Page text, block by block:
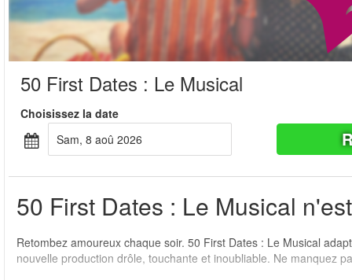
50 First Dates : Le Musical
Choisissez la date
sam, 8 aoû 2026
50 First Dates : Le Musical
Retombez amoureux chaque soir. 50 First Dates : Le Musical
nouvelle production drôle, touchante et inoubliable. Ne manquez